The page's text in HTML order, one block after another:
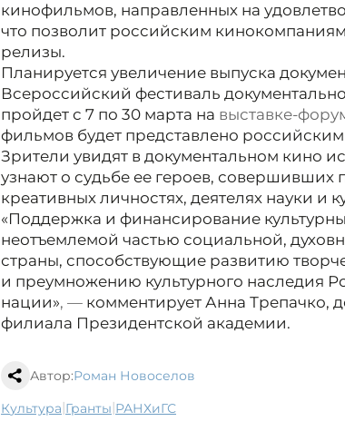
кинофильмов, направленных на
что позволит российским
релизы.
Планируется увеличение выпуска
Всероссийский фестиваль
пройдет с 7 по 30 марта на выставке-
фильмов будет представлено
Зрители увидят в документальном кино
узнают о судьбе ее героев, совершивших
креативных личностях, деятелях науки и
«Поддержка и финансирование
неотъемлемой частью социальной,
страны, способствующие развитию
и преумножению культурного наследия
нации», — комментирует Анна Трепачко,
филиала Президентской академии.
Автор:Роман Новоселов
культура| гранты| РАНХиГС